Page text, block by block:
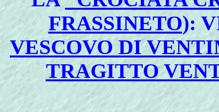
FRASSINETO):
VESCOVO DI
TRAGITTO